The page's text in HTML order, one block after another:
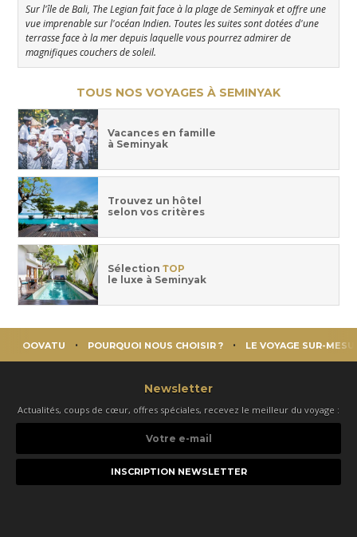
Sur l'île de Bali, The Legian fait face à la plage de Seminyak et offre une
vue imprenable sur l'océan Indien. Toutes les suites sont dotées d'une
terrasse face à la mer depuis laquelle vous pourrez admirer de
magnifiques couchers de soleil.
TOUS NOS VOYAGES À SEMINYAK
Vacances en famille
à Seminyak
Trouvez un hôtel
selon vos critères
Sélection TOP
le luxe à Seminyak
OOVATU POURQUOI NOUS CHOISIR ? LE VOYAGE SUR-
Newsletter
Actualités, coups de cœur, offres spéciales, recevez le meilleur du voyage :
e-